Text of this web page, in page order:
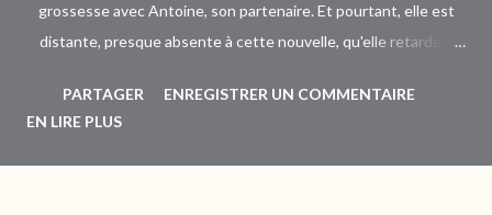
grossesse avec Antoine, son partenaire. Et pourtant, elle est
distante, presque absente à cette nouvelle, qu'elle retarde à
donner le change et à se projeter ? Mon avis Je ne m'attendais
pas à être autant surprise en lisant ce roman. Mélusine Huguet
nous emmène avec une fine intelligence, là où elle veut que
PARTAGER
ENREGISTRER UN COMMENTAIRE
EN LIRE PLUS